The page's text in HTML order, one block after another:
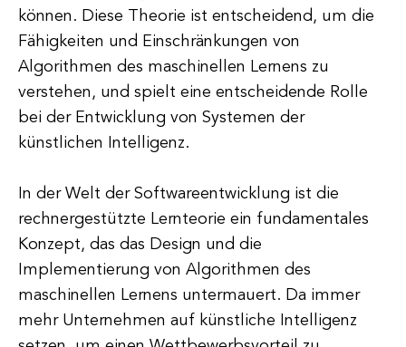
können. Diese Theorie ist entscheidend, um die
Fähigkeiten und Einschränkungen von
Algorithmen des maschinellen Lernens zu
verstehen, und spielt eine entscheidende Rolle
bei der Entwicklung von Systemen der
künstlichen Intelligenz.
In der Welt der Softwareentwicklung ist die
rechnergestützte Lernteorie ein fundamentales
Konzept, das das Design und die
Implementierung von Algorithmen des
maschinellen Lernens untermauert. Da immer
mehr Unternehmen auf künstliche Intelligenz